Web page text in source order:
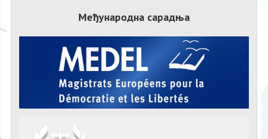
Међународна сарадња